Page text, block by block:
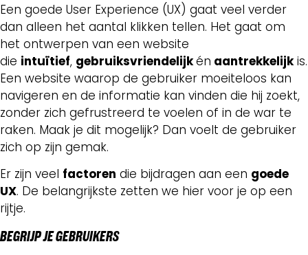
Een goede User Experience (UX) gaat veel verder
dan alleen het aantal klikken tellen. Het gaat om
het ontwerpen van een website
die intuïtief, gebruiksvriendelijkén aantrekkelijkis.
Een website waarop de gebruiker moeiteloos kan
navigeren en de informatie kan vinden die hij zoekt,
zonder zich gefrustreerd te voelen of in de war te
raken. Maak je dit mogelijk? Dan voelt de gebruiker
zich op zijn gemak.
Er zijn veel factoren die bijdragen aan een goede
UX. De belangrijkste zetten we hier voor je op een
rijtje.
BEGRIJP JE GEBRUIKERS